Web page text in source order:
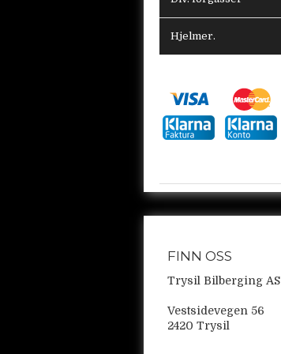
Hjelmer.
FINN OSS
Trysil Bilberging AS
Vestsidevegen 56
2420 Trysil